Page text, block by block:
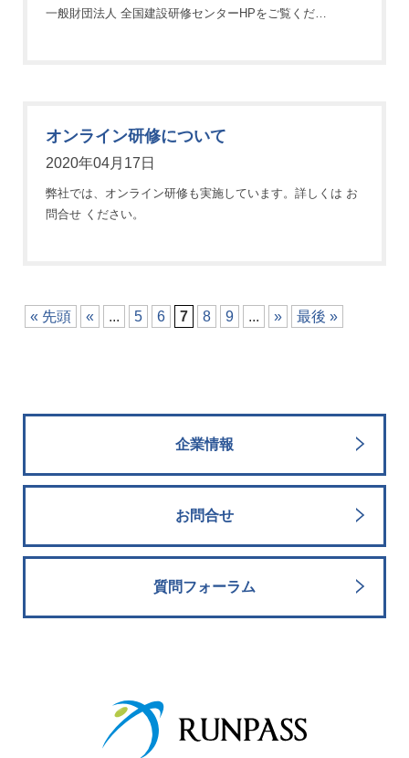
一般財団法人 全国建設研修センターHPをご覧くだ…
オンライン研修について
2020年04月17日
弊社では、オンライン研修も実施しています。詳しくは お
問合せ ください。
« 先頭 « ... 5 6 7 8 9 ... » 最後 »
企業情報
お問合せ
質問フォーラム